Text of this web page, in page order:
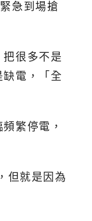
急到場搶
很多不是
電，「全
繁停電，
但就是因為